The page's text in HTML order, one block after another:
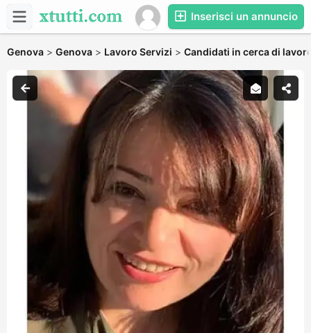
Inserisci un annuncio
Genova > Genova > Lavoro Servizi > Candidati in cerca di